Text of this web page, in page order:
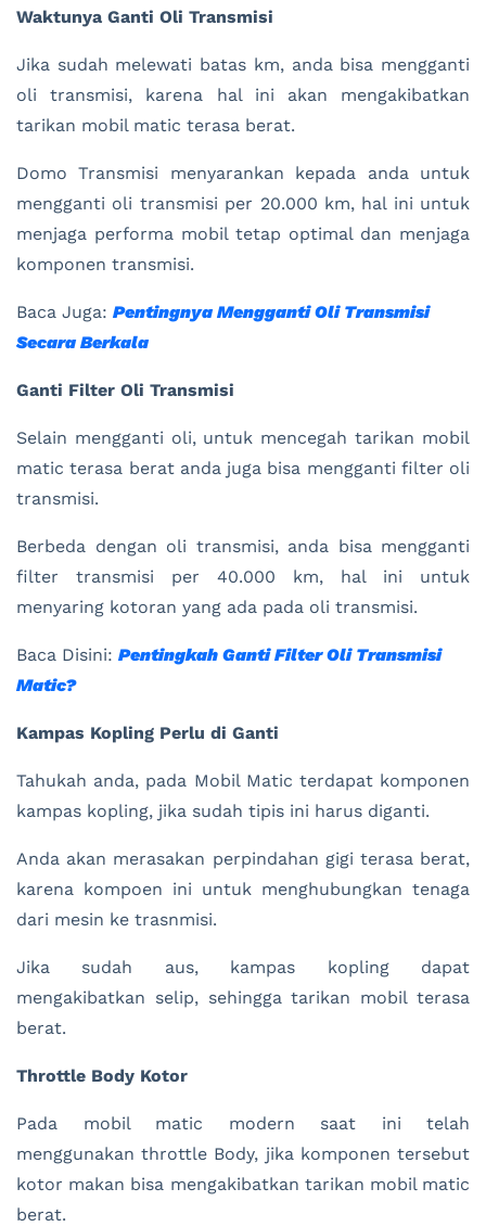
Waktunya Ganti Oli Transmisi
Jika sudah melewati batas km, anda bisa mengganti
oli transmisi, karena hal ini akan mengakibatkan
tarikan mobil matic terasa berat.
Domo Transmisi menyarankan kepada anda untuk
mengganti oli transmisi per 20.000 km, hal ini untuk
menjaga performa mobil tetap optimal dan menjaga
komponen transmisi.
Baca Juga: Pentingnya Mengganti Oli Transmisi
Secara Berkala
Ganti Filter Oli Transmisi
Selain mengganti oli, untuk mencegah tarikan mobil
matic terasa berat anda juga bisa mengganti filter oli
transmisi.
Berbeda dengan oli transmisi, anda bisa mengganti
filter transmisi per 40.000 km, hal ini untuk
menyaring kotoran yang ada pada oli transmisi.
Baca Disini: Pentingkah Ganti Filter Oli Transmisi
Matic?
Kampas Kopling Perlu di Ganti
Tahukah anda, pada Mobil Matic terdapat komponen
kampas kopling, jika sudah tipis ini harus diganti.
Anda akan merasakan perpindahan gigi terasa berat,
karena kompoen ini untuk menghubungkan tenaga
dari mesin ke trasnmisi.
Jika sudah aus, kampas kopling dapat
mengakibatkan selip, sehingga tarikan mobil terasa
berat.
Throttle Body Kotor
Pada mobil matic modern saat ini telah
menggunakan throttle Body, jika komponen tersebut
kotor makan bisa mengakibatkan tarikan mobil matic
berat.